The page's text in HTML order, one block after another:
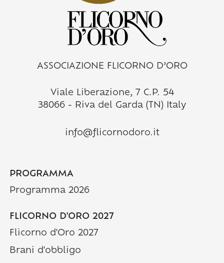
ASSOCIAZIONE FLICORNO D’ORO
Viale Liberazione, 7 C.P. 54
38066 - Riva del Garda (TN) Italy
info@flicornodoro.it
PROGRAMMA
Programma 2026
FLICORNO D'ORO 2027
Flicorno d'Oro 2027
Brani d'obbligo